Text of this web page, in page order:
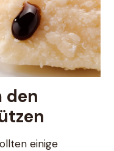
den
einige